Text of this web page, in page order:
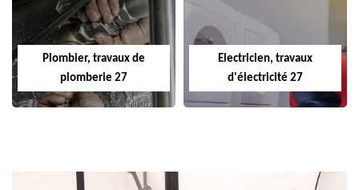
Plombier, travaux de
plomberie 27
Electricien, travaux
d'électricité 27